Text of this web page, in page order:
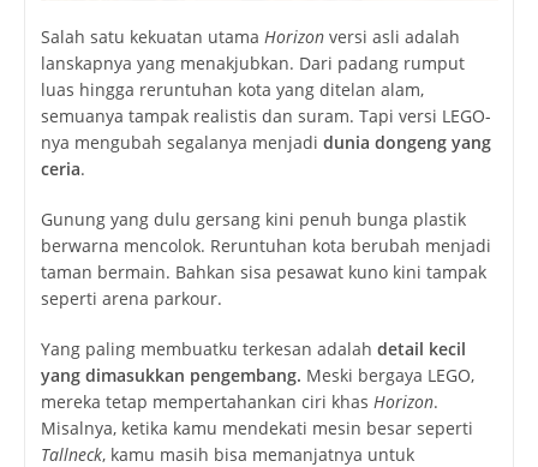
Salah satu kekuatan utama Horizonversi asli adalah
lanskapnya yang menakjubkan. Dari padang rumput
luas hingga reruntuhan kota yang ditelan alam,
semuanya tampak realistis dan suram. Tapi versi LEGO-
nya mengubah segalanya menjadi dunia dongeng yang
ceria.
Gunung yang dulu gersang kini penuh bunga plastik
berwarna mencolok. Reruntuhan kota berubah menjadi
taman bermain. Bahkan sisa pesawat kuno kini tampak
seperti arena parkour.
Yang paling membuatku terkesan adalah detail kecil
yang dimasukkan pengembang. Meski bergaya LEGO,
mereka tetap mempertahankan ciri khas Horizon.
Misalnya, ketika kamu mendekati mesin besar seperti
Tallneck, kamu masih bisa memanjatnya untuk